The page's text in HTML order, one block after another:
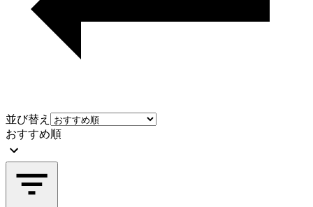
並び替え
おすすめ順